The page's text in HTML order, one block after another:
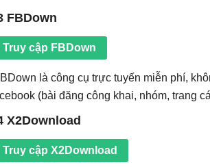
FBDown
Truy cập FBDown
là công cụ trực tuyến miễn phí,
(bài đăng công khai, nhóm, trang
X2Download
Truy cập X2Download